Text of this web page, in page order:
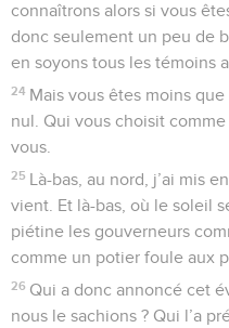
connaîtrons alors si vous
donc seulement un peu de
en soyons tous les témoins
24 Mais vous êtes moins
nul. Qui vous choisit
vous.
25 Là-bas, au nord, j’ai mis
vient. Et là-bas, où le soleil
piétine les gouverneurs
comme un potier foule aux
26 Qui a donc annoncé cet
nous le sachions ? Qui l’a